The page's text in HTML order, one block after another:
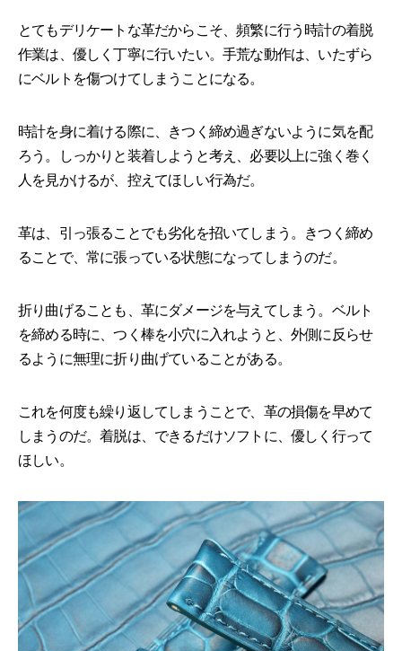
とてもデリケートな革だからこそ、頻繁に行う時計の着脱
作業は、優しく丁寧に行いたい。手荒な動作は、いたずら
にベルトを傷つけてしまうことになる。
時計を身に着ける際に、きつく締め過ぎないように気を配
ろう。しっかりと装着しようと考え、必要以上に強く巻く
人を見かけるが、控えてほしい行為だ。
革は、引っ張ることでも劣化を招いてしまう。きつく締め
ることで、常に張っている状態になってしまうのだ。
折り曲げることも、革にダメージを与えてしまう。ベルト
を締める時に、つく棒を小穴に入れようと、外側に反らせ
るように無理に折り曲げていることがある。
これを何度も繰り返してしまうことで、革の損傷を早めて
しまうのだ。着脱は、できるだけソフトに、優しく行って
ほしい。